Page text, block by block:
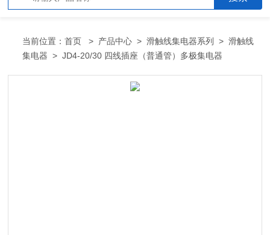
当前位置：首页 > 产品中心 >滑触线集电器系列 >滑触线
集电器 > JD4-20/30 四线插座（普通管）多极集电器